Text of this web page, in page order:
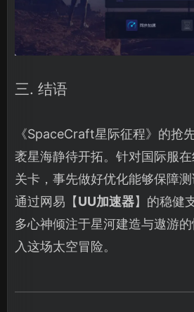
三. 结语
《SpaceCraft星际征程》的抢
袤星海静待开拓。针对国际服
关卡，事先做好优化能够保障测
通过网易【UU加速器】的稳健
多心神倾注于星河建造与遨游
入这场太空冒险。